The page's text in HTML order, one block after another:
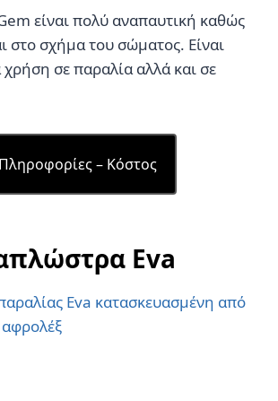
είναι πολύ αναπαυτική καθώς
στο σχήμα του σώματος. Είναι
σε παραλία αλλά και σε
Πληροφορίες – Κόστος
Eva